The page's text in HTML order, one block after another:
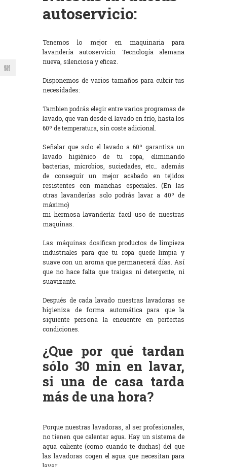
autoservicio:
Tenemos lo mejor en maquinaria para
lavandería autoservicio. Tecnología alemana
nueva, silenciosa y eficaz.
Disponemos de varios tamaños para cubrir tus
necesidades:
Tambien podrás elegir entre varios programas de
lavado, que van desde el lavado en frío, hasta los
60º de temperatura, sin coste adicional.
Señalar que solo el lavado a 60º garantiza un
lavado higiénico de tu ropa, eliminando
bacterias, microbios, suciedades, etc… además
de conseguir un mejor acabado en tejidos
resistentes con manchas especiales. (En las
otras lavanderías solo podrás lavar a 40º de
máximo)
mi hermosa lavandería: facil uso de nuestras
maquinas.
Las máquinas dosifican productos de limpieza
industriales para que tu ropa quede limpia y
suave con un aroma que permanecerá días. Así
que no hace falta que traigas ni detergente, ni
suavizante.
Después de cada lavado nuestras lavadoras se
higieniza de forma automática para que la
siguiente persona la encuentre en perfectas
condiciones.
¿Que por qué tardan
sólo 30 min en lavar,
si una de casa tarda
más de una hora?
Porque nuestras lavadoras, al ser profesionales,
no tienen que calentar agua. Hay un sistema de
agua caliente (como cuando te duchas) del que
las lavadoras cogen el agua que necesitan para
lavar.